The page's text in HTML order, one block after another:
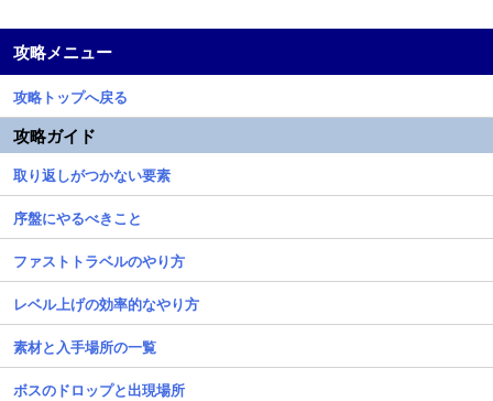
攻略メニュー
攻略トップへ戻る
攻略ガイド
取り返しがつかない要素
序盤にやるべきこと
ファストトラベルのやり方
レベル上げの効率的なやり方
素材と入手場所の一覧
ボスのドロップと出現場所